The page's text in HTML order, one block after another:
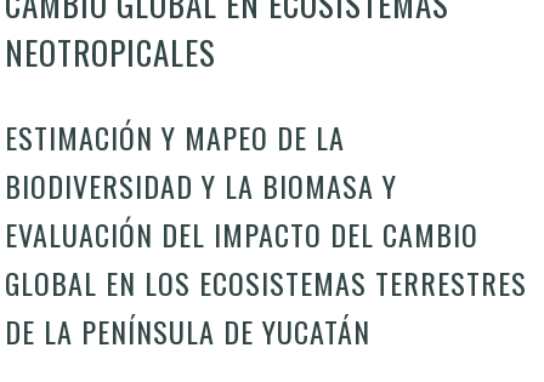
NEOTROPICALES
ESTIMACIÓN Y MAPEO DE LA
BIODIVERSIDAD Y LA BIOMASA Y
EVALUACIÓN DEL IMPACTO DEL CAMBIO
GLOBAL EN LOS ECOSISTEMAS TERRESTRES
DE LA PENÍNSULA DE YUCATÁN